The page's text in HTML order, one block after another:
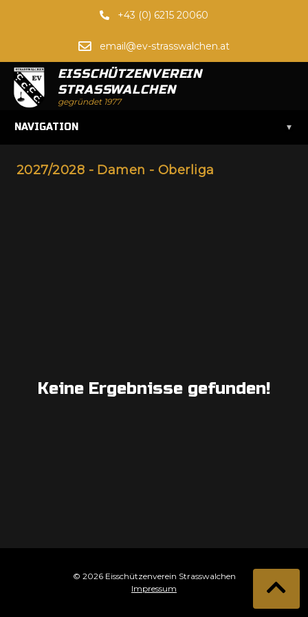
+43 (0) 6215 20060
email@ev-strasswalchen.at
EISSCHÜTZENVEREIN
STRASSWALCHEN
gegründet 1977
NAVIGATION ▾
2027/2028 - Damen - Oberliga
Keine Ergebnisse gefunden!
© 2026 Eisschützenverein Strasswalchen
Impressum